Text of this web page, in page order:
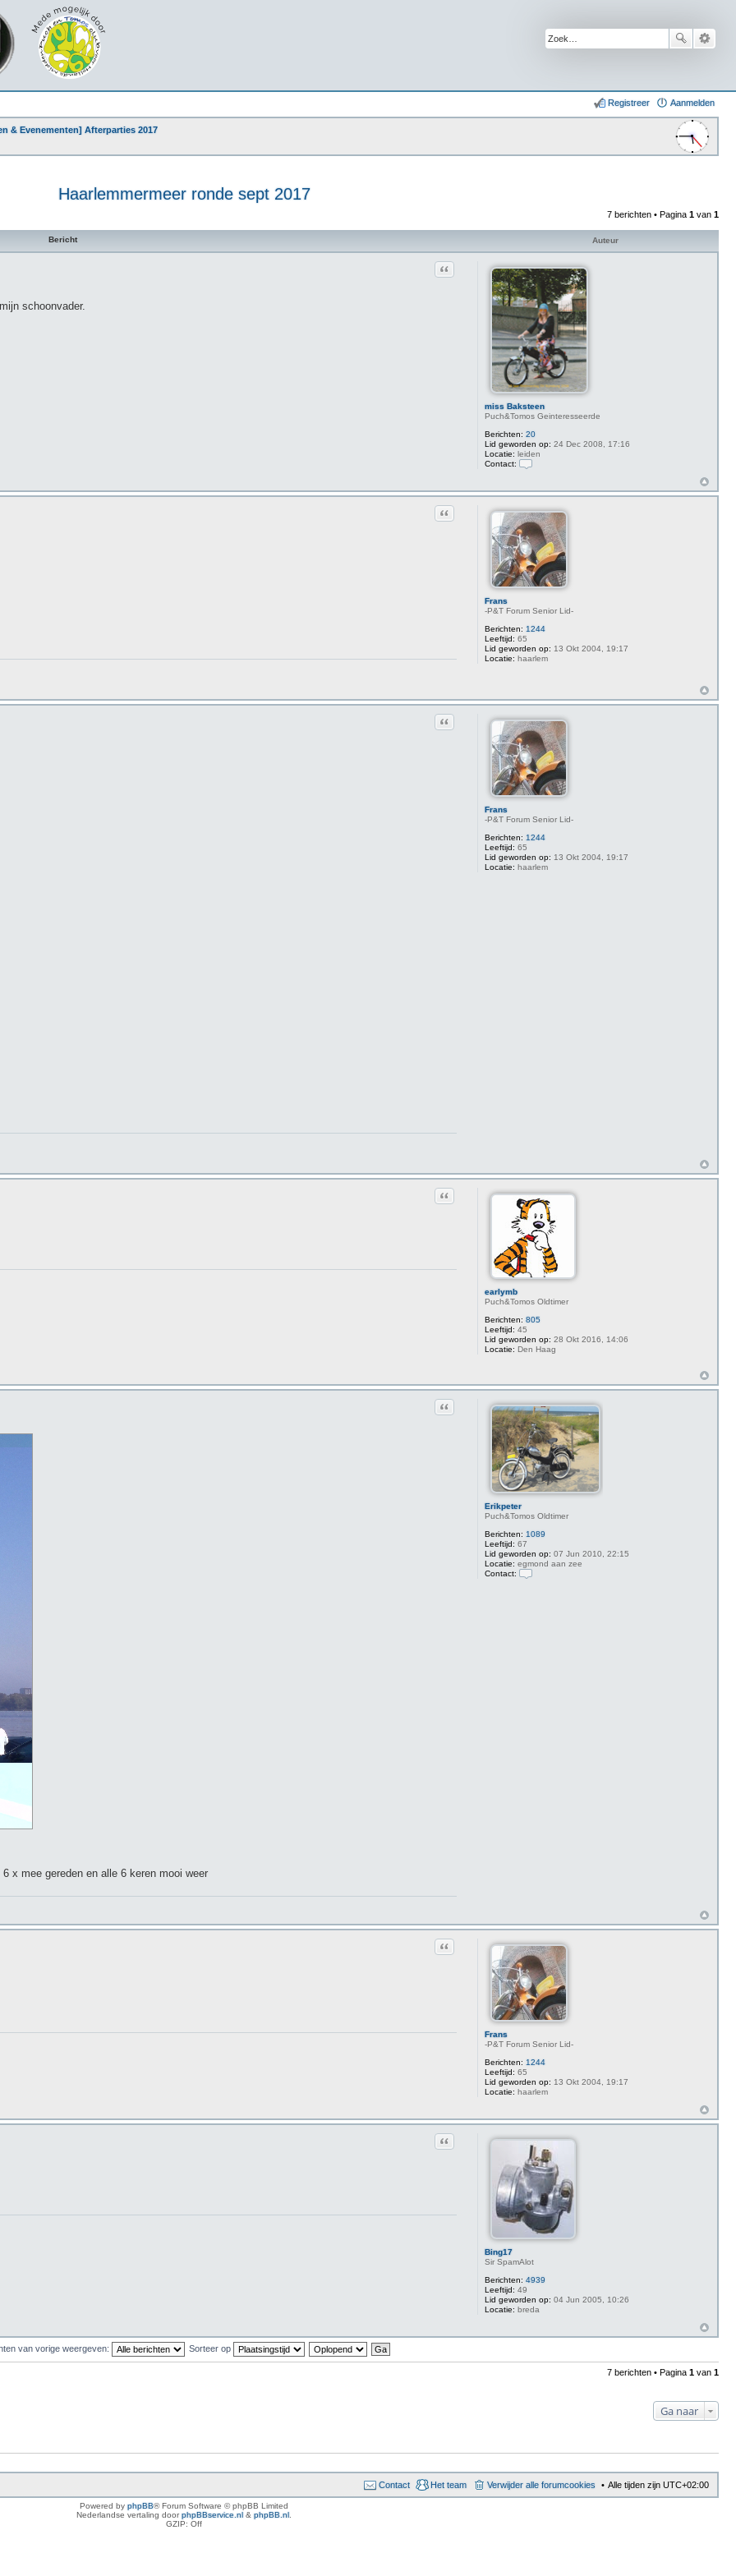
Aanmelden
Registreer
& Evenementen] Afterparties 2017
Haarlemmermeer ronde sept 2017
7 berichten • Pagina 1 van 1
Bericht Auteur
miss Baksteen
Puch&Tomos Geinteresseerde
Berichten: 20
Lid geworden op: 24 Dec 2008, 17:16
Locatie: leiden
Contact:
n
a
c
m
i
s
s
B
a
s
e
n
Citeer
schoonvader.
Frans
-P&T Forum Senior Lid-
Berichten: 1244
Leeftijd: 65
Lid geworden op: 13 Okt 2004, 19:17
Locatie: haarlem
Citeer
Frans
-P&T Forum Senior Lid-
Berichten: 1244
Leeftijd: 65
Lid geworden op: 13 Okt 2004, 19:17
Locatie: haarlem
Citeer
earlymb
Puch&Tomos Oldtimer
Berichten: 805
Leeftijd: 45
Lid geworden op: 28 Okt 2016, 14:06
Locatie: Den Haag
Citeer
Erikpeter
Puch&Tomos Oldtimer
Berichten: 1089
Leeftijd: 67
Lid geworden op: 07 Jun 2010, 22:15
Locatie: egmond aan zee
Contact:
Citeer
x mee gereden en alle 6 keren mooi weer
Frans
-P&T Forum Senior Lid-
Berichten: 1244
Leeftijd: 65
Lid geworden op: 13 Okt 2004, 19:17
Locatie: haarlem
Citeer
Bing17
Sir SpamAlot
Berichten: 4939
Leeftijd: 49
Lid geworden op: 04 Jun 2005, 10:26
Locatie: breda
Citeer
van vorige weergeven: Sorteer op
7 berichten • Pagina 1 van 1
Ga naar
Alle tijden zijn UTC+02:00
Verwijder alle forumcookies
Het team
Contact
Powered by phpBB® Forum Software © phpBB Limited
Nederlandse vertaling doorphpBBservice.nl & phpBB.nl .
GZIP: Off